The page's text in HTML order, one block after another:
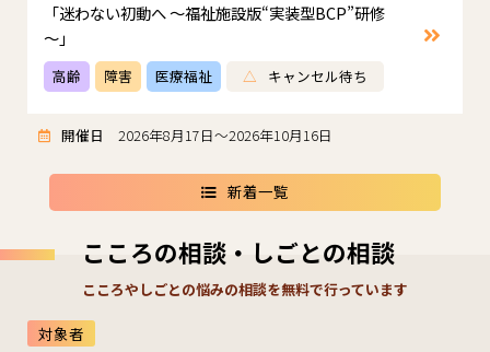
「迷わない初動へ ～福祉施設版“実装型BCP”研修
～」
高齢 障害 医療福祉 △ キャンセル待ち
開催日 2026年8月17日～2026年10月16日
新着一覧
こころの相談・しごとの相談
こころやしごとの悩みの相談を無料で行っています
対象者